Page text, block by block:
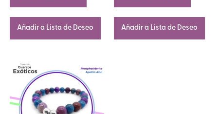
Añadir a Lista de Deseo Añadir a Lista de Deseo
Este
producto
tiene
múltiples